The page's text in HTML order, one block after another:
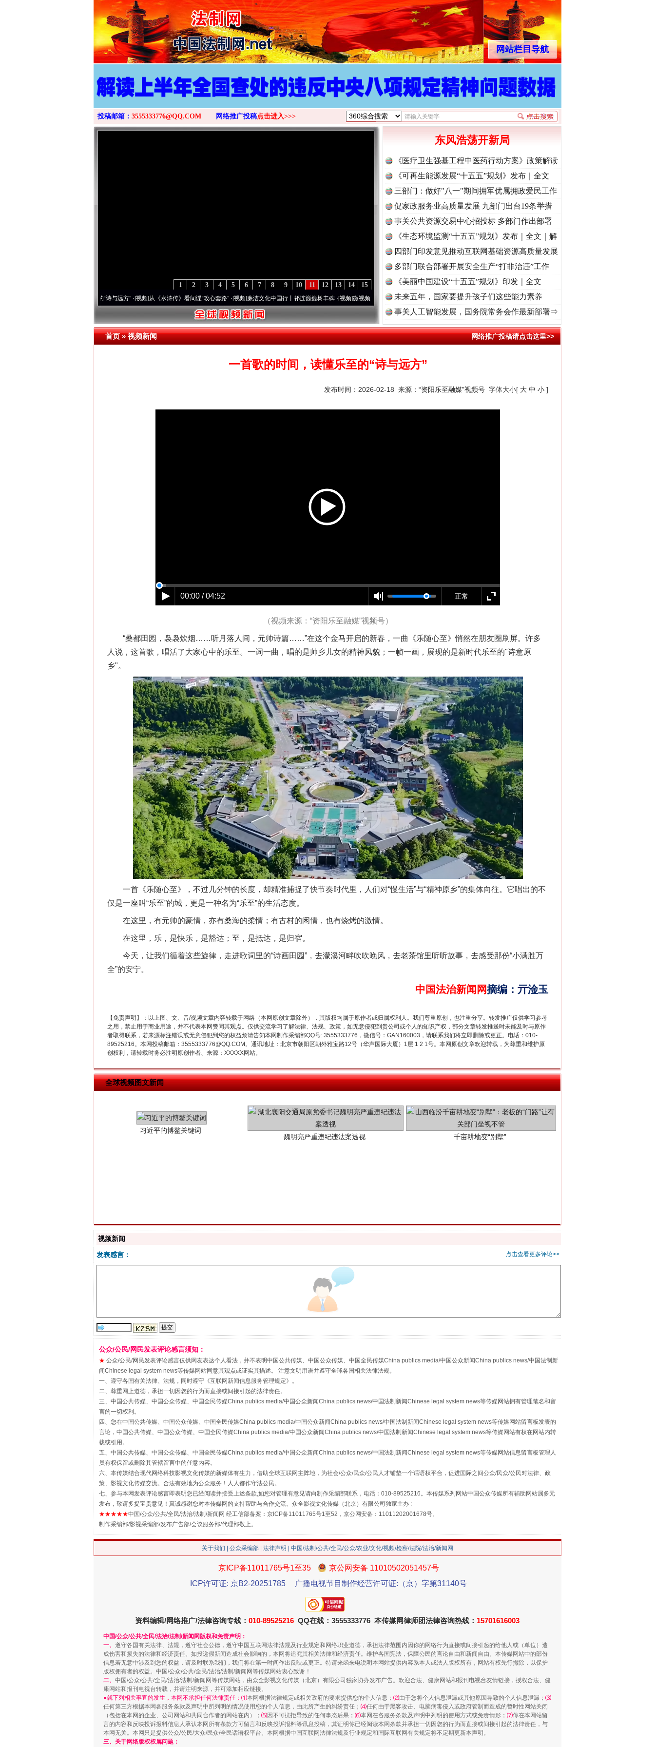
>
网站栏目导航
投稿邮箱： 3555333776@QQ.COM 网络推广投稿点击进入>>>
15
14
13
12
11
10
9
8
7
6
5
4
3
2
1
一首歌的时间，读懂乐至的“诗与远方”·[视频]从《水浒传》看间谍“攻心套路”·[视频]廉洁文化中国行丨祁连巍巍树丰碑·[视频]微视频 | 三峡也催生？揭秘生态调度“流量密..·[视频]廉洁文化中国行 | 遵义：雄关漫道展新颜..
东风浩荡开新局
《医疗卫生强基工程中医药行动方案》政策解读
《可再生能源发展“十五五”规划》发布｜全文
三部门：做好"八一"期间拥军优属拥政爱民工作
促家政服务业高质量发展 九部门出台19条举措
事关公共资源交易中心招投标 多部门作出部署
《生态环境监测“十五五”规划》发布｜全文｜解
读
四部门印发意见推动互联网基础资源高质量发展
多部门联合部署开展安全生产“打非治违”工作
《美丽中国建设“十五五”规划》印发｜全文
未来五年，国家要提升孩子们这些能力素养
事关人工智能发展，国务院常务会作最新部署⇒
首页»视频新闻 网络推广投稿请点击这里>>
一首歌的时间，读懂乐至的“诗与远方”
发布时间：2026-02-18 来源： “资阳乐至融媒”视频号 字体大小[ 大 中 小 ]
00:00 / 04:52 正常
（视频来源： “资阳乐至融媒”视频号）
“桑都田园，袅袅炊烟……听月落人间，元帅诗篇……”在这个金马开启的新春，一曲《乐随心至》悄然在朋友圈刷屏。许多
人说，这首歌，唱活了大家心中的乐至。一词一曲，唱的是帅乡儿女的精神风貌；一帧一画，展现的是新时代乐至的"诗意原
乡"。
一首《乐随心至》，不过几分钟的长度，却精准捕捉了快节奏时代里，人们对“慢生活”与“精神原乡”的集体向往。它唱出的不
仅是一座叫“乐至”的城，更是一种名为“乐至”的生活态度。
在这里，有元帅的豪情，亦有桑海的柔情；有古村的闲情，也有烧烤的激情。
在这里，乐，是快乐，是豁达；至，是抵达，是归宿。
今天，让我们循着这些旋律，走进歌词里的“诗画田园”，去濛溪河畔吹吹晚风，去老茶馆里听听故事，去感受那份“小满胜万
全”的安宁。
中国法治新闻网摘编 ： 亓淦玉
【免责声明】：以上图、文、音/视频文章内容转载于网络（本网原创文章除外），其版权均属于原作者或归属权利人。我们尊重原创，也注重分享。转发推广仅供学习参考
之用，禁止用于商业用途，并不代表本网赞同其观点。仅供交流学习了解法律、法规、政策，如无意侵犯到贵公司或个人的知识产权，部分文章转发推送时未能及时与原作
者取得联系，若来源标注错误或无意侵犯到您的权益烦请告知本网制作采编部QQ号: 3555333776，微信号：GAN160003，请联系我们将立即删除或更正。电话：010-
89525216。本网投稿邮箱：3555333776@QQ.COM。通讯地址：北京市朝阳区朝外雅宝路12号（华声国际大厦）1层 1 2 1号。本网原创文章欢迎转载，为尊重和维护原
创权利，请转载时务必注明原创作者、来源：XXXXX网站。
全球视频图文新闻
网上购药对药下症？
茶叶“炒上天”
“神药”背后的真相
这是一记警钟！ 谢谢有你温暖了四季 法官巧妙执行解纠纷
在谋一域中谋全局
习近平的博鳌关键词
魏明亮严重违纪违法案透视
千亩耕地变“别墅”
揭批美国五大"原罪" "炒鞋教程"里的骗局 习近平的“航天情”
解纷+调解+退费，一次搞定
重拳出击！专项整治午间酒驾
走近一线检察官
漫山遍野的桃花与雪山、麦地、白藏房 除了知识还要"留白" 用生命托举生命
视频新闻
点击查看更多评论>>
发表感言：
公众/公民/网民发表评论感言须知：
★ 公众/公民/网民发表评论感言仅供网友表达个人看法，并不表明中国公共传媒、中国公众传媒、中国全民传媒China publics media/中国公众新闻China publics news/中国法制新
闻Chinese legal system news等传媒网站同意其观点或证实其描述。 注意文明用语并遵守全球各国相关法律法规。
一、遵守各国有关法律、法规，同时遵守《互联网新闻信息服务管理规定》。
二、尊重网上道德，承担一切因您的行为而直接或间接引起的法律责任。
三、中国公共传媒、中国公众传媒、中国全民传媒China publics media/中国公众新闻China publics news/中国法制新闻Chinese legal system news等传媒网站拥有管理笔名和留
言的一切权利。
四、您在中国公共传媒、中国公众传媒、中国全民传媒China publics media/中国公众新闻China publics news/中国法制新闻Chinese legal system news等传媒网站留言板发表的
言论，中国公共传媒、中国公众传媒、中国全民传媒China publics media/中国公众新闻China publics news/中国法制新闻Chinese legal system news等传媒网站有权在网站内转
载或引用。
五、中国公共传媒、中国公众传媒、中国全民传媒China publics media/中国公众新闻China publics news/中国法制新闻Chinese legal system news等传媒网站信息留言板管理人
员有权保留或删除其管辖留言中的任意内容。
六、本传媒结合现代网络科技影视文化传媒的新媒体有生力，借助全球互联网主阵地，为社会/公众/民众/公民人才铺垫一个话语权平台，促进国际之间公众/民众/公民对法律、政
策、影视文化传媒交流。合法有效地为公众服务！人人都作守法公民。
七、参与本网发表评论感言即表明您已经阅读并接受上述条款,如您对管理有意见请向制作采编部联系，电话：010-89525216。本传媒系列网站中国公众传媒所有辅助网站属多元
发布，敬请多提宝贵意见！真诚感谢您对本传媒网的支持帮助与合作交流。众全影视文化传媒（北京）有限公司独家主办 :
★★★★★中国/公众/公共/全民/法治/法制/新闻网 经工信部备案：京ICP备11011765号1至52，京公网安备：11011202001678号。
制作采编部/影视采编部/发布广告部/会议服务部/代理部敬上。
关于我们 公众采编部 法律声明 | 中国/法制/公共/全民/公众/农业/文化/视频/检察/法院/法治/新闻网
京ICP备11011765号1至35
京公网安备 11010502051457号
ICP许可证: 京B2-20251785
广播电视节目制作经营许可证:（京）字第31140号
资料编辑/网络推广/法律咨询专线： 010-89525216 QQ在线：3555333776 本传媒网律师团法律咨询热线： 15701616003
中国/公众/公共/全民/法治/法制/新闻网版权和免责声明：
一、 遵守各国有关法律、法规，遵守社会公德，遵守中国互联网法律法规及行业规定和网络职业道德，承担法律范围内因你的网络行为直接或间接引起的给他人或（单位）造
成伤害和损失的法律和经济责任。如投递假新闻造成社会影响的，本网将追究其相关法律和经济责任。维护各国宪法，保障公民的言论自由和新闻自由。本传媒网站中的部份
信息若无意中涉及到您的权益，请及时联系我们，我们将在第一时间作出反映或更正。特请来函来电说明本网站提供内容系本人或法人版权所有，网站有权先行撤除，以保护
版权拥有者的权益。中国/公众/公共/全民/法治/法制/新闻网等传媒网站衷心致谢！
二、 中国/公众/公共/全民/法治/法制/新闻网等传媒网站，由众全影视文化传媒（北京）有限公司独家协办发布广告。欢迎合法、健康网站和报刊电视台友情链接，授权合法、健
康网站和报刊电视台转载，并请注明来源，并可添加相应链接。
●就下列相关事宜的发生，本网不承担任何法律责任：⑴本网根据法律规定或相关政府的要求提供您的个人信息； ⑵由于您将个人信息泄漏或其他原因导致的个人信息泄漏； ⑶
任何第三方根据本网各服务条款及声明中所列明的情况使用您的个人信息，由此所产生的纠纷责任； ⑷任何由于黑客攻击、电脑病毒侵入或政府管制而造成的暂时性网站关闭
（包括在本网的企业、公司网站和共同合作者的网站在内）； ⑸因不可抗拒导致的任何事态后果； ⑹本网在各服务条款及声明中列明的使用方式或免责情形； ⑺你在本网站留
言的内容和反映投诉报料信息人承认本网所有条款方可留言和反映投诉报料等讯息投稿，其证明你已经阅读本网条款并承担一切因您的行为而直接或间接引起的法律责任，与
本网无关。本网只是提供公众/公民/大众/民众/全民话语权平台。本网根据中国互联网法律法规及行业规定和国际互联网有关规定将不定期更新本声明。
三、关于网络版权权属问题：